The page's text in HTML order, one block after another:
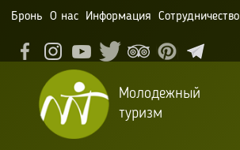
Бронь О нас Информация Сотрудничество
Молодежный
туризм